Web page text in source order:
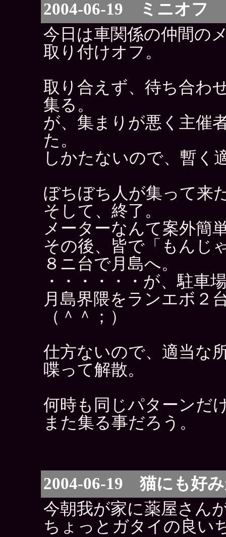
2004-06-19 ミニオフ
今日は車関係の仲間の
取り付けオフ。
取り合えず、待ち合わ
集る。
が、集まりが悪く主催
た。
しかたないので、暫く
ぼちぼち人が集って来
そして、終了。
メーターなんて案外簡
その後、皆で「もんじ
８ニ台で月島へ。
・・・・・・が、駐車
月島界隈をランエボ２
（＾＾；）
仕方ないので、適当な
喋って解散。
何時も同じパターンだ
また集る事だろう。
2004-06-19 猫にも好
今朝我が家に薬屋さん
ちょっとガタイの良い